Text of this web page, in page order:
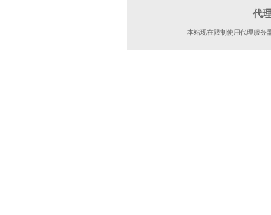
代
本站现在限制使用代理服务